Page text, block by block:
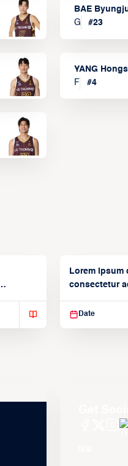
BAE
G
#23
YANG
F
#4
Lorem ipsum
consectetur
Date